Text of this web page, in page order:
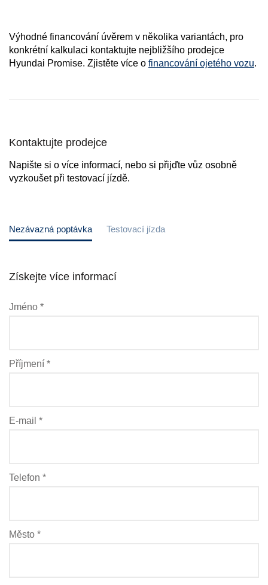
Výhodné financování úvěrem v několika variantách, pro
konkrétní kalkulaci kontaktujte nejbližšího prodejce
Hyundai Promise. Zjistěte více o financování ojetého vozu.
Kontaktujte prodejce
Napište si o více informací, nebo si přijďte vůz osobně
vyzkoušet při testovací jízdě.
Nezávazná poptávka Testovací jízda
Získejte více informací
Jméno *
Příjmení *
E-mail *
Telefon *
Město *